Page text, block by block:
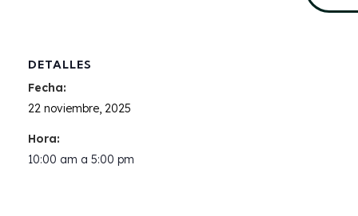
DETALLES
Fecha:
22 noviembre, 2025
Hora:
10:00 am a 5:00 pm